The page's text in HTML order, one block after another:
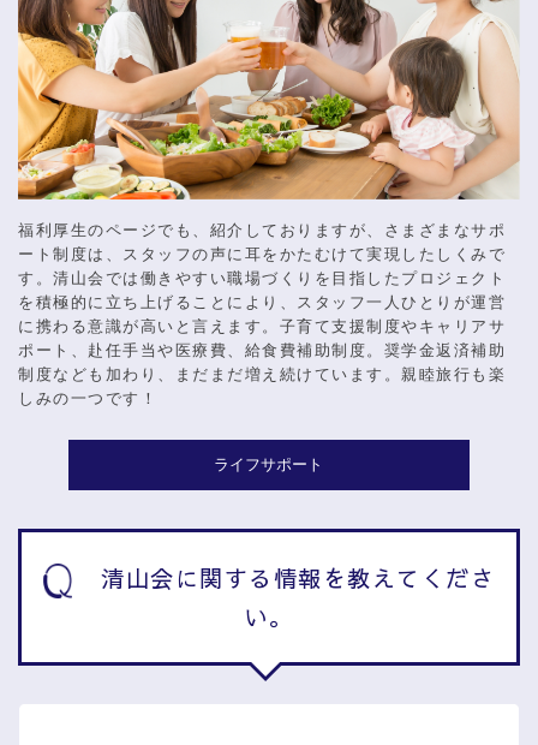
福利厚生のページでも、紹介しておりますが、さまざまなサポ
ート制度は、スタッフの声に耳をかたむけて実現したしくみで
す。清山会では働きやすい職場づくりを目指したプロジェクト
を積極的に立ち上げることにより、スタッフ一人ひとりが運営
に携わる意識が高いと言えます。子育て支援制度やキャリアサ
ポート、赴任手当や医療費、給食費補助制度。奨学金返済補助
制度なども加わり、まだまだ増え続けています。親睦旅行も楽
しみの一つです！
ライフサポート
清山会に関する情報を教えてくださ
い。